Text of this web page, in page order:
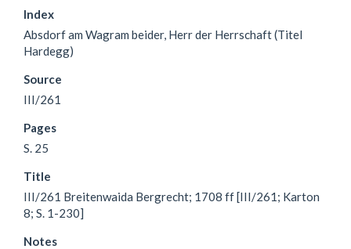
Index
Absdorf am Wagram beider, Herr der Herrschaft (Titel
Hardegg)
Source
III/261
Pages
S. 25
Title
III/261 Breitenwaida Bergrecht; 1708 ff [III/261; Karton
8; S. 1-230]
Notes